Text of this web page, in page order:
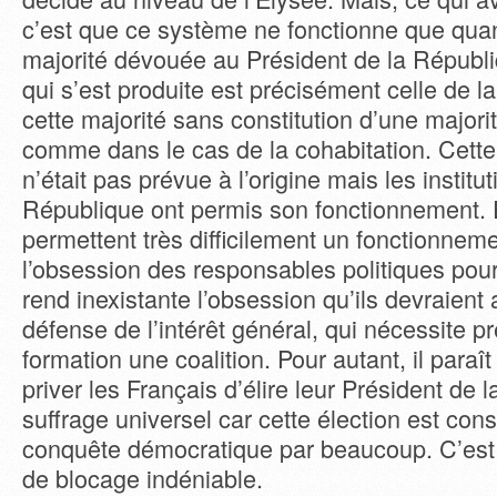
c’est que ce système ne fonctionne que
majorité dévouée au Président de la
qui s’est produite est précisément celle de
cette majorité sans constitution d’une
comme dans le cas de la cohabitation.
n’était pas prévue à l’origine mais les
République ont permis son
permettent très difficilement un
l’obsession des responsables politiques
rend inexistante l’obsession qu’ils devraient
défense de l’intérêt général, qui nécessite
formation une coalition. Pour autant, il
priver les Français d’élire leur Président de
suffrage universel car cette élection est
conquête démocratique par beaucoup.
de blocage indéniable.